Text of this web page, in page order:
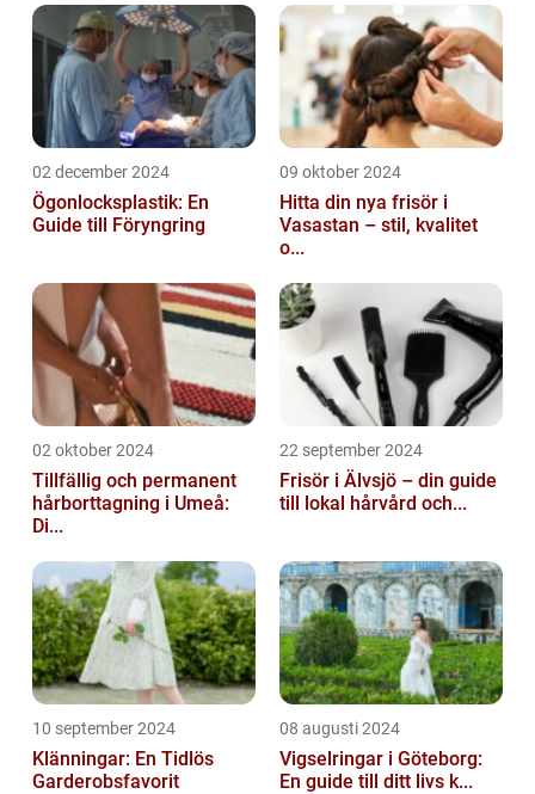
02 december 2024
Ögonlocksplastik: En
Guide till Föryngring
09 oktober 2024
Hitta din nya frisör i
Vasastan – stil, kvalitet
o...
02 oktober 2024
Tillfällig och permanent
hårborttagning i Umeå:
Di...
22 september 2024
Frisör i Älvsjö – din guide
till lokal hårvård och...
10 september 2024
Klänningar: En Tidlös
Garderobsfavorit
08 augusti 2024
Vigselringar i Göteborg:
En guide till ditt livs k...